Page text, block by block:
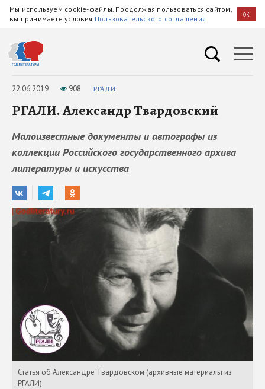
Мы используем cookie-файлы. Продолжая пользоваться сайтом,
вы принимаете условия Пользовательского соглашения OK
22.06.2019 908 РГАЛИ
РГАЛИ. Александр Твардовский
Малоизвестные документы и автографы из
коллекции Российского государственного архива
литературы и искусства
Статья об Александре Твардовском (архивные материалы из
РГАЛИ)